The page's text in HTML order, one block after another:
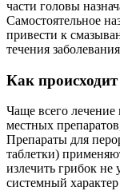
части головы
Самостоятельное
привести к
течения
Как
Чаще всего лечение
местных
Препараты для
таблетки)
излечить грибок не
системный